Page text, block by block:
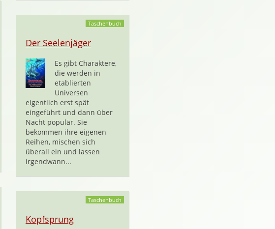
Taschenbuch
Der Seelenjäger
Es gibt Charaktere,
die werden in
etablierten
Universen
eigentlich erst spät
eingeführt und dann über
Nacht populär. Sie
bekommen ihre eigenen
Reihen, mischen sich
überall ein und lassen
irgendwann...
Taschenbuch
Kopfsprung